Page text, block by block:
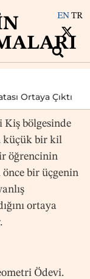
EN TR
Ortaya Çıktı
Kiş bölgesinde
küçük bir kil
öğrencinin
önce bir üçgenin
ortaya
Ödevi.